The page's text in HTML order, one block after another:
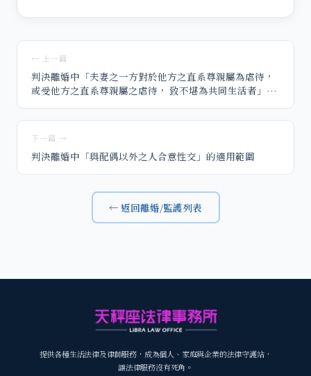
← 上一篇
判決離婚中「夫妻之一方對於他方之直系尊親屬為虐待，
或受他方之直系尊親屬之虐待， 致不堪為共同生活者」的
下一篇 →
判決離婚中「與配偶以外之人合意性交」的適用範圍
← 返回離婚/監護列表
提供各種生活法律及律師服務，成為個人、家庭與企業的法律守護站，
讓法律服務沒有死角。